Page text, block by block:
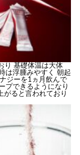
り 基礎体温は大体
は浮腫みやすく 朝起
ジーを1ヵ月飲んで
プできるようになり
がると言われており